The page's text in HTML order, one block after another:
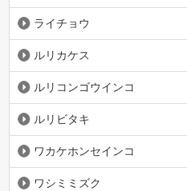
ライチョウ
ルリカケス
ルリコンゴウインコ
ルリビタキ
ワカケホンセインコ
ワシミミズク